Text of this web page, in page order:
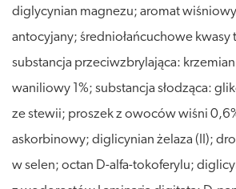
diglycynian magnezu; aromat
antocyjany; średniołańcuchowe kwasy
substancja przeciwzbrylająca:
waniliowy 1%; substancja słodząca:
ze stewii; proszek z owoców wiśni
askorbinowy; diglicynian żelaza (II);
w selen; octan D-alfa-tokoferylu;